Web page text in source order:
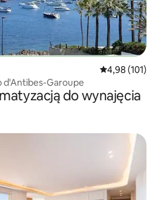
Średnia
4,98 (101)
d'Antibes-Garoupe
do wynajęcia